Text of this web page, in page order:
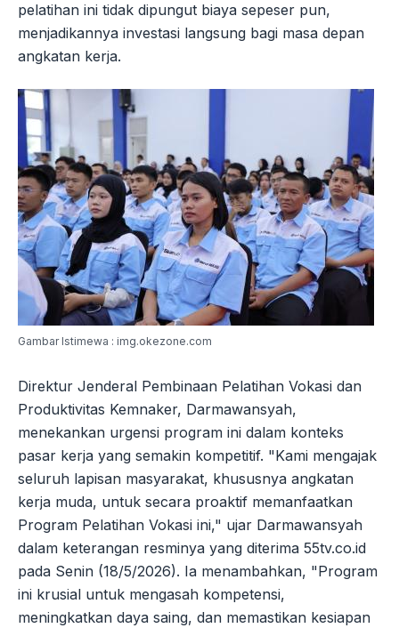
pelatihan ini tidak dipungut biaya sepeser pun,
menjadikannya investasi langsung bagi masa depan
angkatan kerja.
Gambar Istimewa : img.okezone.com
Direktur Jenderal Pembinaan Pelatihan Vokasi dan
Produktivitas Kemnaker, Darmawansyah,
menekankan urgensi program ini dalam konteks
pasar kerja yang semakin kompetitif. "Kami mengajak
seluruh lapisan masyarakat, khususnya angkatan
kerja muda, untuk secara proaktif memanfaatkan
Program Pelatihan Vokasi ini," ujar Darmawansyah
dalam keterangan resminya yang diterima 55tv.co.id
pada Senin (18/5/2026). Ia menambahkan, "Program
ini krusial untuk mengasah kompetensi,
meningkatkan daya saing, dan memastikan kesiapan